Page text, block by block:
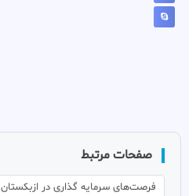
صفحات مرتبط
فرصت‌های سرمایه گذاری در ازبکستان